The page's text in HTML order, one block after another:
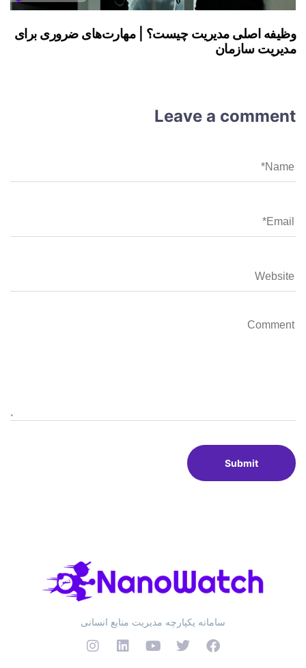
وظیفه اصلی مدیریت چیست؟ | مهارت‌های ضروری برای
مدیریت سازمان
Leave a comment
سامانه یکپارچه مدیریت منابع انسانی